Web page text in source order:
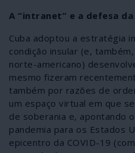
A “intranet” e a defesa
Cuba adoptou a estratégia
condição insular (e,
norte-americano)
mesmo fizeram
também por razões de
um espaço virtual em que
de soberania e, apontando
pandemia para os Estados
epicentro da COVID-19